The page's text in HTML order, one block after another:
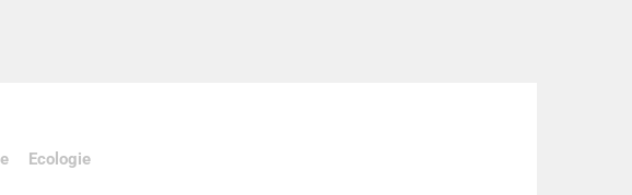
Ecologie